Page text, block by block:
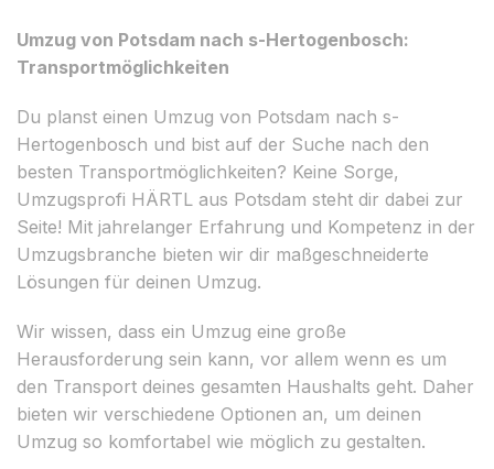
Umzug von Potsdam nach s-Hertogenbosch:
Transportmöglichkeiten
Du planst einen Umzug von Potsdam nach s-
Hertogenbosch und bist auf der Suche nach den
besten Transportmöglichkeiten? Keine Sorge,
Umzugsprofi HÄRTL aus Potsdam steht dir dabei zur
Seite! Mit jahrelanger Erfahrung und Kompetenz in der
Umzugsbranche bieten wir dir maßgeschneiderte
Lösungen für deinen Umzug.
Wir wissen, dass ein Umzug eine große
Herausforderung sein kann, vor allem wenn es um
den Transport deines gesamten Haushalts geht. Daher
bieten wir verschiedene Optionen an, um deinen
Umzug so komfortabel wie möglich zu gestalten.